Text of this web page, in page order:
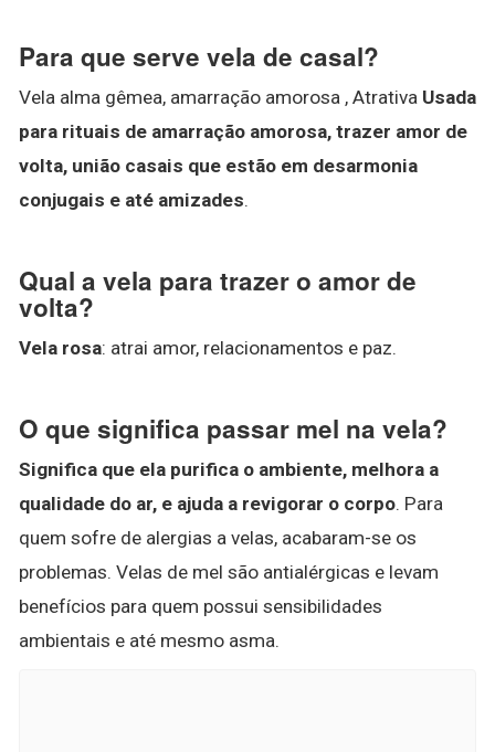
Para que serve vela de casal?
Vela alma gêmea, amarração amorosa , Atrativa Usada
para rituais de amarração amorosa, trazer amor de
volta, união casais que estão em desarmonia
conjugais e até amizades.
Qual a vela para trazer o amor de
volta?
Vela rosa: atrai amor, relacionamentos e paz.
O que significa passar mel na vela?
Significa que ela purifica o ambiente, melhora a
qualidade do ar, e ajuda a revigorar o corpo. Para
quem sofre de alergias a velas, acabaram-se os
problemas. Velas de mel são antialérgicas e levam
benefícios para quem possui sensibilidades
ambientais e até mesmo asma.